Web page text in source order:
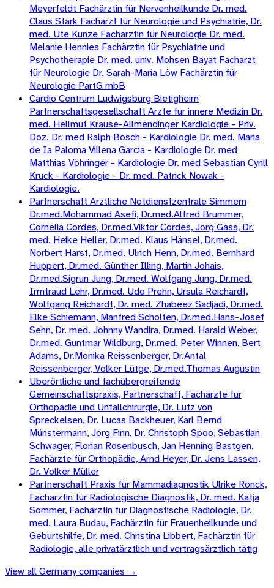
Meyerfeldt Fachärztin für Nervenheilkunde Dr. med.
Claus Stärk Facharzt für Neurologie und Psychiatrie, Dr.
med. Ute Kunze Fachärztin für Neurologie Dr. med.
Melanie Hennies Fachärztin für Psychiatrie und
Psychotherapie Dr. med. univ. Mohsen Bayat Facharzt
für Neurologie Dr. Sarah-Maria Löw Fachärztin für
Neurologie PartG mbB
Cardio Centrum Ludwigsburg Bietigheim
Partnerschaftsgesellschaft Arzte für innere Medizin Dr.
med. Hellmut Krause-Allmendinger Kardiologie - Priv.
Doz. Dr. med Ralph Bosch - Kardiologie Dr. med. Maria
de Ia Paloma Villena Garcia - Kardiologie Dr. med
Matthias Vöhringer - Kardiologie Dr. med Sebastian Cyrill
Kruck - Kardiologie - Dr. med. Patrick Nowak -
Kardiologie.
Partnerschaft Ärztliche Notdienstzentrale Simmern
Dr.med.Mohammad Asefi, Dr.med.Alfred Brummer,
Cornelia Cordes, Dr.med.Viktor Cordes, Jörg Gass, Dr.
med. Heike Heller, Dr.med. Klaus Hänsel, Dr.med.
Norbert Harst, Dr.med. Ulrich Henn, Dr.med. Bernhard
Huppert, Dr.med. Günther Illing, Martin Johais,
Dr.med.Sigrun Jung, Dr.med. Wolfgang Jung, Dr.med.
Irmtraud Lehr, Dr.med. Udo Prehn, Ursula Reichardt,
Wolfgang Reichardt, Dr. med. Zhabeez Sadjadi, Dr.med.
Elke Schiemann, Manfred Scholten, Dr.med.Hans-Josef
Sehn, Dr. med. Johnny Wandira, Dr.med. Harald Weber,
Dr.med. Guntmar Wildburg, Dr.med. Peter Winnen, Bert
Adams, Dr.Monika Reissenberger, Dr.Antal
Reissenberger, Volker Lütge, Dr.med.Thomas Augustin
Überörtliche und fachübergreifende
Gemeinschaftspraxis, Partnerschaft, Fachärzte für
Orthopädie und Unfallchirurgie, Dr. Lutz von
Spreckelsen, Dr. Lucas Backheuer, Karl Bernd
Münstermann, Jörg Finn, Dr. Christoph Spoo, Sebastian
Schwager, Florian Rosenbusch, Jan Henning Bastgen,
Fachärzte für Orthopädie, Arnd Heyer, Dr. Jens Lassen,
Dr. Volker Müller
Partnerschaft Praxis für Mammadiagnostik Ulrike Rönck,
Fachärztin für Radiologische Diagnostik, Dr. med. Katja
Sommer, Fachärztin für Diagnostische Radiologie, Dr.
med. Laura Budau, Fachärztin für Frauenheilkunde und
Geburtshilfe, Dr. med. Christina Libbert, Fachärztin für
Radiologie, alle privatärztlich und vertragsärztlich tätig
View allGermanycompanies →